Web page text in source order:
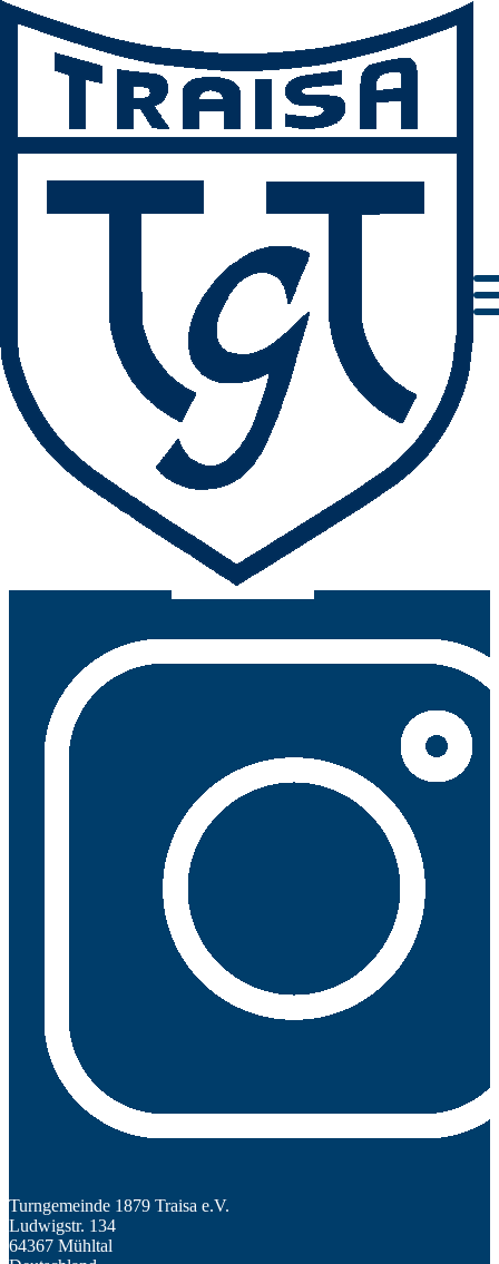
Impressum
Turngemeinde 1879 Traisa e.V.
Ludwigstr. 134
64367 Mühltal